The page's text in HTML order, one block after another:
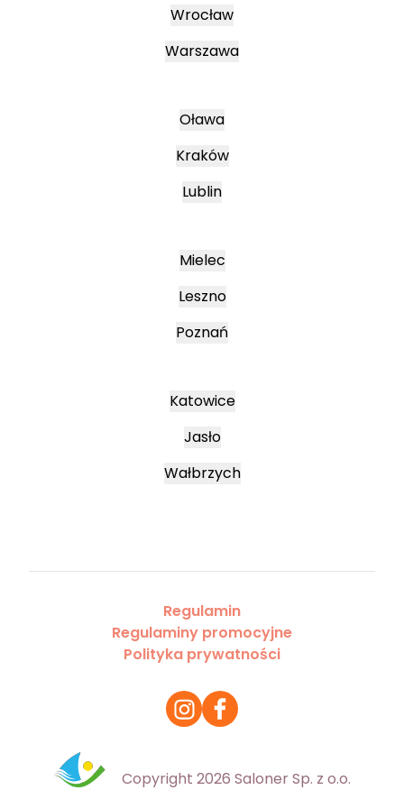
Wrocław
Warszawa
Oława
Kraków
Lublin
Mielec
Leszno
Poznań
Katowice
Jasło
Wałbrzych
Regulamin
Regulaminy promocyjne
Polityka prywatności
Copyright 2026 Saloner Sp. z o.o.